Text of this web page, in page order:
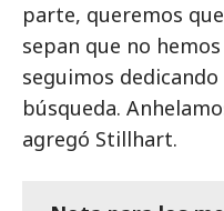
parte, queremos
sepan que no
seguimos
búsqueda.
agregó Stillhart.